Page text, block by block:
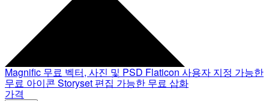
Magnific 무료 벡터, 사진 및 PSD Flaticon 사용자 지정 가능한
무료 아이콘 Storyset 편집 가능한 무료 삽화
가격